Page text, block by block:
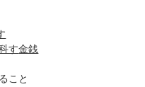
す金銭
こと